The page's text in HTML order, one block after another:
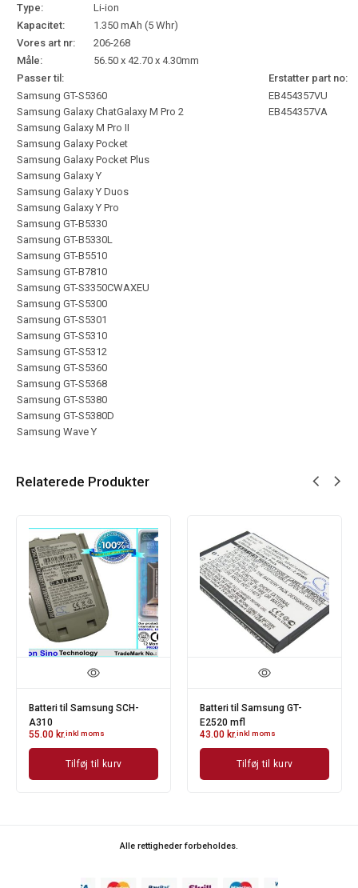
Type:
Li-ion
Kapacitet:
1.350 mAh (5 Whr)
Vores art nr:
206-268
Måle:
56.50 x 42.70 x 4.30mm
Passer til:
Erstatter part no:
Samsung GT-S5360
Samsung Galaxy ChatGalaxy M Pro 2
Samsung Galaxy M Pro II
Samsung Galaxy Pocket
Samsung Galaxy Pocket Plus
Samsung Galaxy Y
Samsung Galaxy Y Duos
Samsung Galaxy Y Pro
Samsung GT-B5330
Samsung GT-B5330L
Samsung GT-B5510
Samsung GT-B7810
Samsung GT-S3350CWAXEU
Samsung GT-S5300
Samsung GT-S5301
Samsung GT-S5310
Samsung GT-S5312
Samsung GT-S5360
Samsung GT-S5368
Samsung GT-S5380
Samsung GT-S5380D
Samsung Wave Y
EB454357VU
EB454357VA
Relaterede Produkter
Batteri til Samsung SCH-
A310
55.00 kr.inkl moms
Tilføj til kurv
Batteri til Samsung GT-
E2520 mfl
43.00 kr.inkl moms
Tilføj til kurv
Alle rettigheder forbeholdes.